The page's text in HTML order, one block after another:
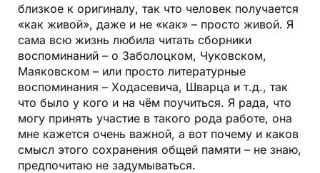
близкое к оригиналу, так что человек получается
«как живой», даже и не «как» – просто живой. Я
сама всю жизнь любила читать сборники
воспоминаний – о Заболоцком, Чуковском,
Маяковском – или просто литературные
воспоминания – Ходасевича, Шварца и т.д., так
что было у кого и на чём поучиться. Я рада, что
могу принять участие в такого рода работе, она
мне кажется очень важной, а вот почему и каков
смысл этого сохранения общей памяти – не знаю,
предпочитаю не задумываться.